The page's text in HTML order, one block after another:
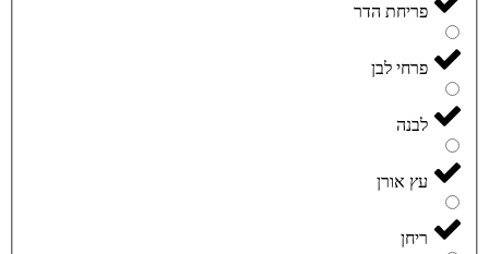
פריחת הדר
פרחי לבן
לבנה
עץ אורן
ריחן